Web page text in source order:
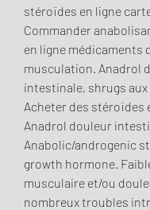
stéroïdes en ligne
Commander
en ligne médicaments
musculation. Anadrol
intestinale, shrugs
Acheter des stéroïdes
Anadrol douleur
Anabolic/androgenic
growth hormone.
musculaire et/ou
nombreux troubles